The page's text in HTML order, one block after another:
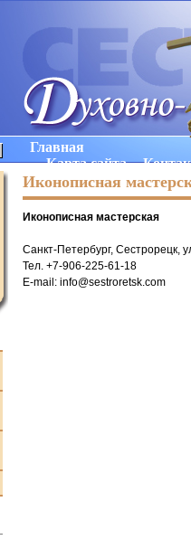
Главная
Карта сайта
Иконописная
Иконописная мастерская
Санкт-Петербург, Сестрорецк,
Тел. +7-906-225-61-18
E-mail: info@sestroretsk.com